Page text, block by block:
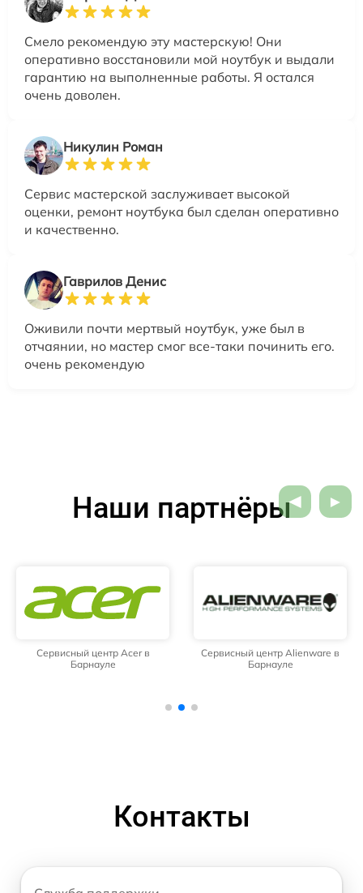
Смело рекомендую эту мастерскую! Они
оперативно восстановили мой ноутбук и выдали
гарантию на выполненные работы. Я остался
очень доволен.
Никулин Роман
Сервис мастерской заслуживает высокой
оценки, ремонт ноутбука был сделан оперативно
и качественно.
Гаврилов Денис
Оживили почти мертвый ноутбук, уже был в
отчаянии, но мастер смог все-таки починить его.
очень рекомендую
Наши партнёры
Сервисный центр Acer в
Барнауле
Сервисный центр Alienware в
Барнауле
Контакты